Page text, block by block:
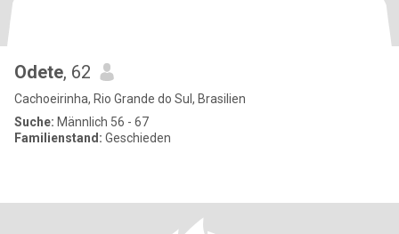
Odete, 62
Cachoeirinha, Rio Grande do Sul, Brasilien
Suche: Männlich 56 - 67
Familienstand: Geschieden